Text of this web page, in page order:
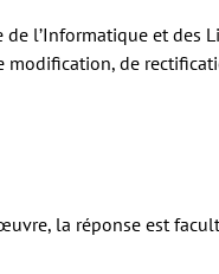
l’Informatique et des
modification, de
la réponse est